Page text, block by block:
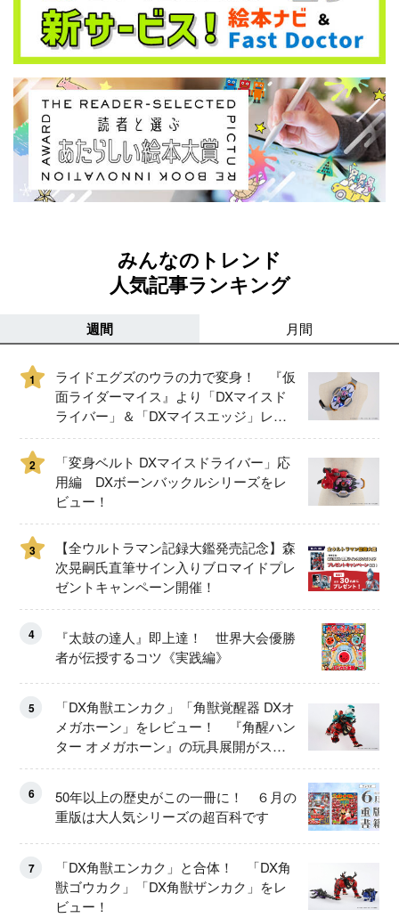
みんなのトレンド
人気記事ランキング
週間 月間
1
ライドエグズのウラの力で変身！ 『仮
面ライダーマイス』より「DXマイスド
ライバー」＆「DXマイスエッジ」レビ
ュー！
2
「変身ベルト DXマイスドライバー」応
用編 DXボーンバックルシリーズをレ
ビュー！
3
【全ウルトラマン記録大鑑発売記念】森
次晃嗣氏直筆サイン入りブロマイドプレ
ゼントキャンペーン開催！
4
『太鼓の達人』即上達！ 世界大会優勝
者が伝授するコツ《実践編》
5
「DX角獣エンカク」「角獣覚醒器 DXオ
メガホーン」をレビュー！ 『角醒ハン
ター オメガホーン』の玩具展開がスタ
ート！
6
50年以上の歴史がこの一冊に！ ６月の
重版は大人気シリーズの超百科です
7
「DX角獣エンカク」と合体！ 「DX角
獣ゴウカク」「DX角獣ザンカク」をレ
ビュー！